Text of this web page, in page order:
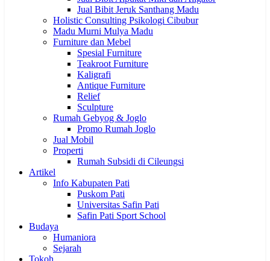
Jual Bibit Jeruk Santhang Madu
Holistic Consulting Psikologi Cibubur
Madu Murni Mulya Madu
Furniture dan Mebel
Spesial Furniture
Teakroot Furniture
Kaligrafi
Antique Furniture
Relief
Sculpture
Rumah Gebyog & Joglo
Promo Rumah Joglo
Jual Mobil
Properti
Rumah Subsidi di Cileungsi
Artikel
Info Kabupaten Pati
Puskom Pati
Universitas Safin Pati
Safin Pati Sport School
Budaya
Humaniora
Sejarah
Tokoh